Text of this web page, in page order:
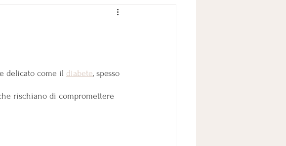
delicato come il diabete, spesso
rischiano di compromettere